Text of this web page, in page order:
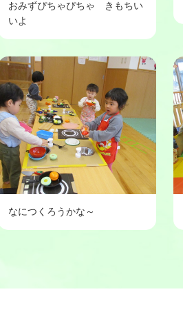
おみずぴちゃぴちゃ きもちい
いよ
なにつくろうかな～